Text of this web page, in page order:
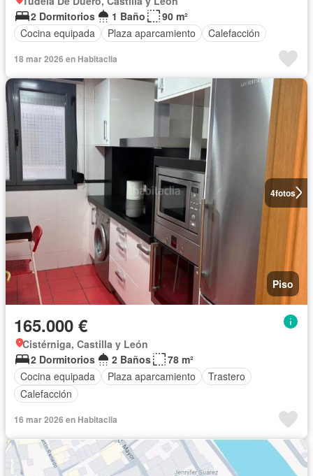
2 Dormitorios
1 Baño
90 m²
Cocina equipada
Plaza aparcamiento Calefacción
18 mar 2026 en Habitaclia
4fotos
Piso
165.000 €
Cistérniga, Castilla y León
2 Dormitorios
2 Baños
78 m²
Cocina equipada
Plaza aparcamiento
Trastero
Calefacción
16 mar 2026 en Habitaclia